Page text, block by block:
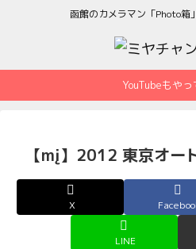
函館のカメラマン「Photo箱
YouTubeもや
【mį】2012 東京オ
X
LINE